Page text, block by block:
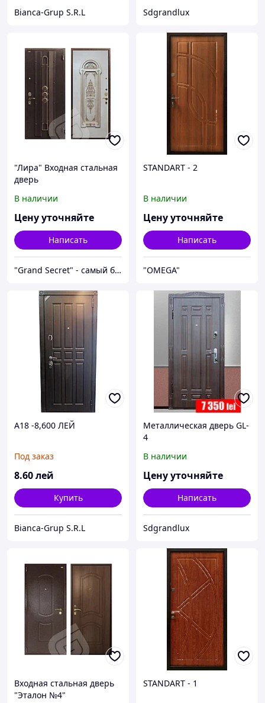
Bianca-Grup S.R.L Sdgrandlux
"Лира" Входная стальная
дверь
В наличии
Цену уточняйте
Написать
"Grand Secret" - cамый большой специализированный Showroom в Молдове
STANDART - 2
В наличии
Цену уточняйте
Написать
"OMEGA"
A18 -8,600 ЛЕЙ
Под заказ
8.60лей
Купить
Bianca-Grup S.R.L
Металлическая дверь GL-
4
В наличии
Цену уточняйте
Написать
Sdgrandlux
Входная стальная дверь
"Эталон №4"
STANDART - 1